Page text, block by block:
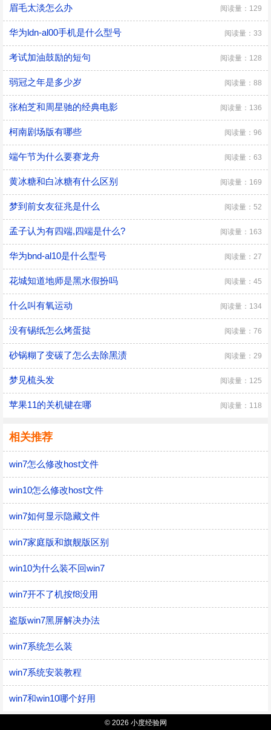
眉毛太淡怎么办 阅读量：129
华为ldn-al00手机是什么型号 阅读量：33
考试加油鼓励的短句 阅读量：128
弱冠之年是多少岁 阅读量：88
张柏芝和周星驰的经典电影 阅读量：136
柯南剧场版有哪些 阅读量：96
端午节为什么要赛龙舟 阅读量：63
黄冰糖和白冰糖有什么区别 阅读量：169
梦到前女友征兆是什么 阅读量：52
孟子认为有四端,四端是什么? 阅读量：163
华为bnd-al10是什么型号 阅读量：27
花城知道地师是黑水假扮吗 阅读量：45
什么叫有氧运动 阅读量：134
没有锡纸怎么烤蛋挞 阅读量：76
砂锅糊了变碳了怎么去除黑渍 阅读量：29
梦见梳头发 阅读量：125
苹果11的关机键在哪 阅读量：118
相关推荐
win7怎么修改host文件
win10怎么修改host文件
win7如何显示隐藏文件
win7家庭版和旗舰版区别
win10为什么装不回win7
win7开不了机按f8没用
盗版win7黑屏解决办法
win7系统怎么装
win7系统安装教程
win7和win10哪个好用
© 2026 小度经验网